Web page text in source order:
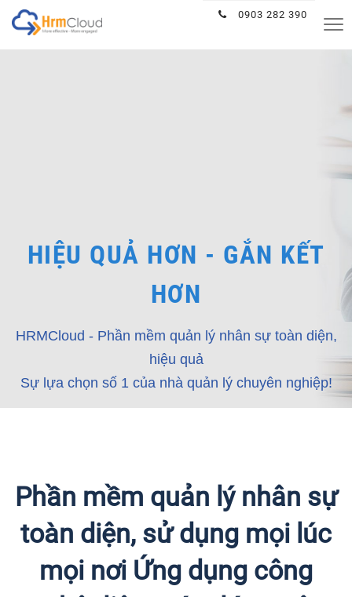
0903 282 390
Hrmcloud
HIỆU QUẢ HƠN - GẮN KẾT
HƠN
HRMCloud - Phần mềm quản lý nhân sự toàn diện,
hiệu quả
Sự lựa chọn số 1 của nhà quản lý chuyên nghiệp!
Phần mềm quản lý nhân sự
toàn diện, sử dụng mọi lúc
mọi nơi Ứng dụng công